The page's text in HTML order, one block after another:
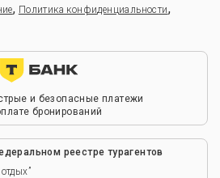
, Политика конфиденциальности,
и безопасные платежи
бронирований
реестре турагентов